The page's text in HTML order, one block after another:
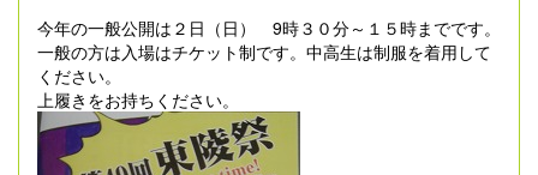
今年の一般公開は２日（日） 9時３０分～１５時までです。
一般の方は入場はチケット制です。中高生は制服を着用して
ください。
上履きをお持ちください。